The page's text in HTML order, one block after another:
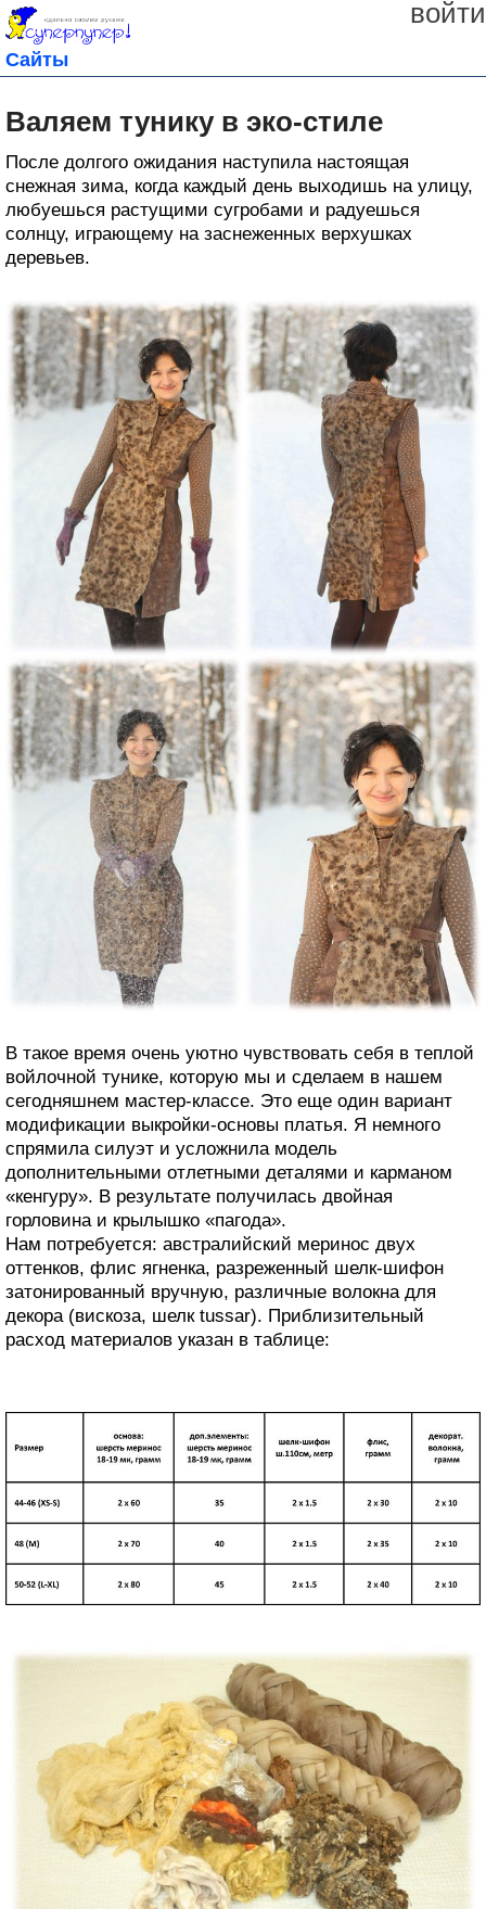
войти
Сайты
Валяем тунику в эко-стиле
После долгого ожидания наступила настоящая
снежная зима, когда каждый день выходишь на улицу,
любуешься растущими сугробами и радуешься
солнцу, играющему на заснеженных верхушках
деревьев.
В такое время очень уютно чувствовать себя в теплой
войлочной тунике, которую мы и сделаем в нашем
сегодняшнем мастер-классе. Это еще один вариант
модификации выкройки-основы платья. Я немного
спрямила силуэт и усложнила модель
дополнительными отлетными деталями и карманом
«кенгуру». В результате получилась двойная
горловина и крылышко «пагода».
Нам потребуется: австралийский меринос двух
оттенков, флис ягненка, разреженный шелк-шифон
затонированный вручную, различные волокна для
декора (вискоза, шелк tussar). Приблизительный
расход материалов указан в таблице: